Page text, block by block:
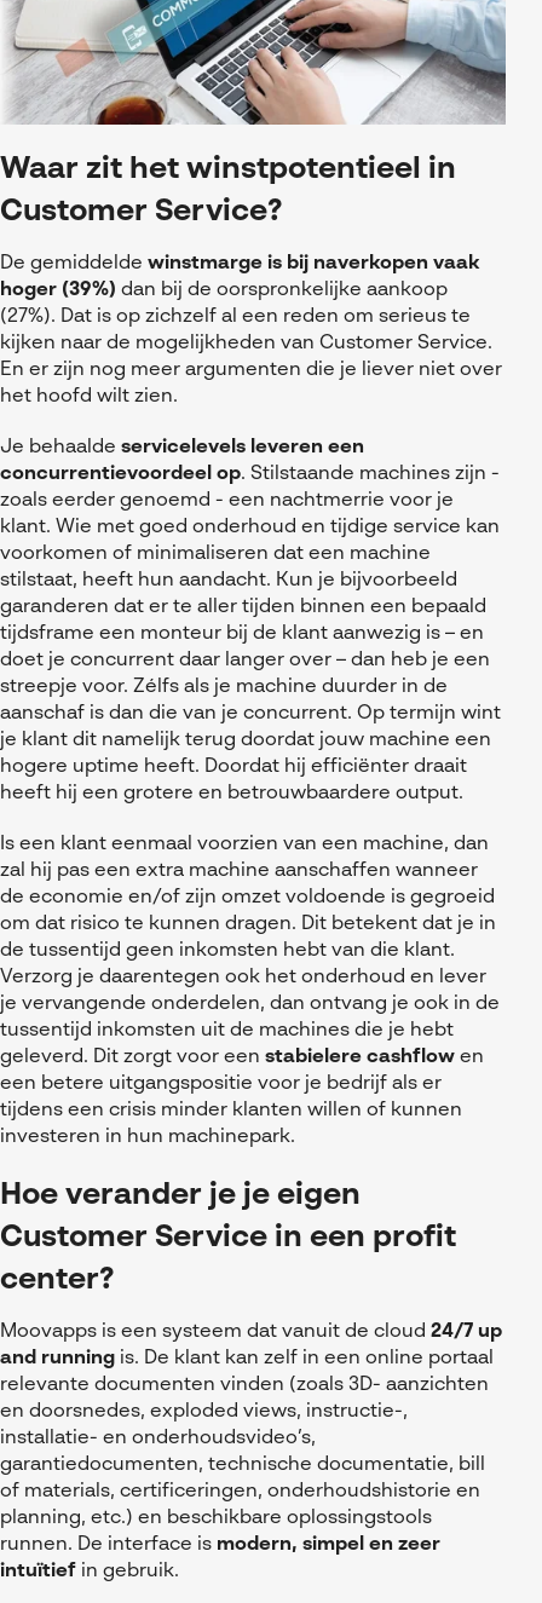
Waar zit het winstpotentieel in
Customer Service?
De gemiddelde winstmarge is bij naverkopen vaak
hoger (39%) dan bij de oorspronkelijke aankoop
(27%). Dat is op zichzelf al een reden om serieus te
kijken naar de mogelijkheden van Customer Service.
En er zijn nog meer argumenten die je liever niet over
het hoofd wilt zien.
Je behaalde servicelevels leveren een
concurrentievoordeel op. Stilstaande machines zijn -
zoals eerder genoemd - een nachtmerrie voor je
klant. Wie met goed onderhoud en tijdige service kan
voorkomen of minimaliseren dat een machine
stilstaat, heeft hun aandacht. Kun je bijvoorbeeld
garanderen dat er te aller tijden binnen een bepaald
tijdsframe een monteur bij de klant aanwezig is – en
doet je concurrent daar langer over – dan heb je een
streepje voor. Zélfs als je machine duurder in de
aanschaf is dan die van je concurrent. Op termijn wint
je klant dit namelijk terug doordat jouw machine een
hogere uptime heeft. Doordat hij efficiënter draait
heeft hij een grotere en betrouwbaardere output.
Is een klant eenmaal voorzien van een machine, dan
zal hij pas een extra machine aanschaffen wanneer
de economie en/of zijn omzet voldoende is gegroeid
om dat risico te kunnen dragen. Dit betekent dat je in
de tussentijd geen inkomsten hebt van die klant.
Verzorg je daarentegen ook het onderhoud en lever
je vervangende onderdelen, dan ontvang je ook in de
tussentijd inkomsten uit de machines die je hebt
geleverd. Dit zorgt voor een stabielere cashflow en
een betere uitgangspositie voor je bedrijf als er
tijdens een crisis minder klanten willen of kunnen
investeren in hun machinepark.
Hoe verander je je eigen
Customer Service in een profit
center?
Moovapps is een systeem dat vanuit de cloud 24/7 up
and running is. De klant kan zelf in een online portaal
relevante documenten vinden (zoals 3D- aanzichten
en doorsnedes, exploded views, instructie-,
installatie- en onderhoudsvideo’s,
garantiedocumenten, technische documentatie, bill
of materials, certificeringen, onderhoudshistorie en
planning, etc.) en beschikbare oplossingstools
runnen. De interface is modern, simpel en zeer
intuïtief in gebruik.